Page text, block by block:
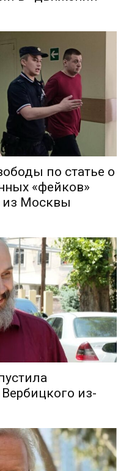
по статье о
«фейков»
из Москвы
из-